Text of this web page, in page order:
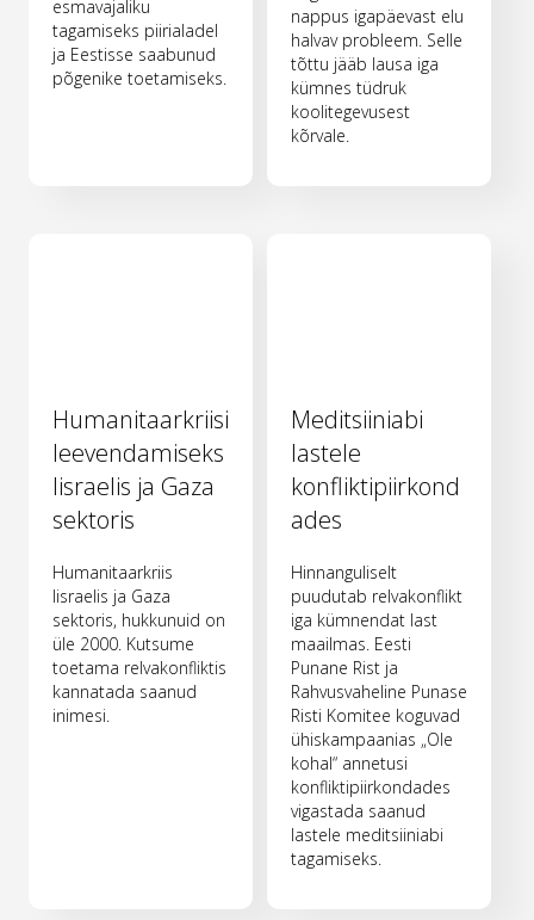
esmavajaliku
tagamiseks piirialadel
ja Eestisse saabunud
põgenike toetamiseks.
nappus igapäevast elu
halvav probleem. Selle
tõttu jääb lausa iga
kümnes tüdruk
koolitegevusest
kõrvale.
Humanitaarkriisi
leevendamiseks
Iisraelis ja Gaza
sektoris
Humanitaarkriis
Iisraelis ja Gaza
sektoris, hukkunuid on
üle 2000. Kutsume
toetama relvakonfliktis
kannatada saanud
inimesi.
Meditsiiniabi
lastele
konfliktipiirkond
ades
Hinnanguliselt
puudutab relvakonflikt
iga kümnendat last
maailmas. Eesti
Punane Rist ja
Rahvusvaheline Punase
Risti Komitee koguvad
ühiskampaanias „Ole
kohal“ annetusi
konfliktipiirkondades
vigastada saanud
lastele meditsiiniabi
tagamiseks.